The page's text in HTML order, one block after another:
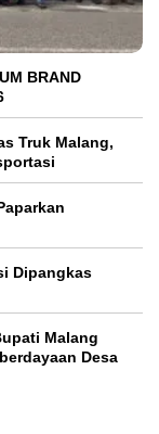
BRAND
Truk Malang,
Dipangkas
Malang
Desa